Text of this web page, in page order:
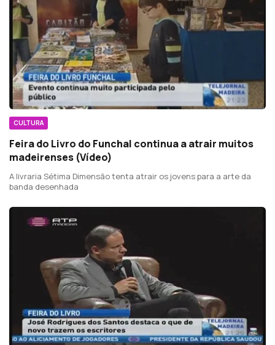
CULTURA
Feira do Livro do Funchal continua a atrair muitos
madeirenses (Vídeo)
A livraria Sétima Dimensão tenta atrair os jovens para a arte da
banda desenhada